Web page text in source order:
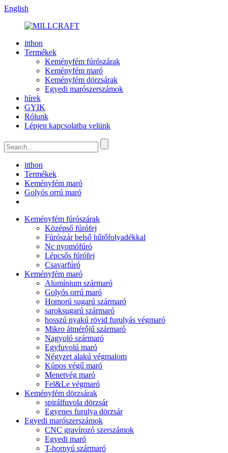
English
itthon
Termékek
Keményfém fúrószárak
Keményfém maró
Keményfém dörzsárak
Egyedi marószerszámok
hírek
GYIK
Rólunk
Lépjen kapcsolatba velünk
itthon
Termékek
Keményfém maró
Golyós orrú maró
Keményfém fúrószárak
Középső fúrófej
Fúrószár belső hűtőfolyadékkal
Nc nyomófúró
Lépcsős fúrófej
Csavarfúró
Keményfém maró
Alumínium szármaró
Golyós orrú maró
Homorú sugarú szármaró
saroksugarú szármaró
hosszú nyakú rövid furulyás végmaró
Mikro átmérőjű szármaró
Nagyoló szármaró
Egyfuvolú maró
Négyzet alakú végmalom
Kúpos végű maró
Menetvég maró
Fel&Le végmaró
Keményfém dörzsárak
spirálfuvola dörzsár
Egyenes furulya dörzsár
Egyedi marószerszámok
CNC gravírozó szerszámok
Egyedi maró
T-hornyú szármaró